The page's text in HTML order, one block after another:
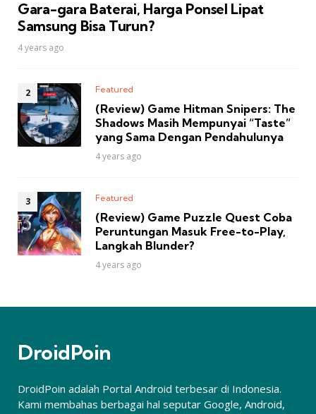
Gara-gara Baterai, Harga Ponsel Lipat
Samsung Bisa Turun?
4 years ago
Featured
(Review) Game Hitman Snipers: The
Shadows Masih Mempunyai “Taste”
yang Sama Dengan Pendahulunya
4 years ago
Featured
(Review) Game Puzzle Quest Coba
Peruntungan Masuk Free-to-Play,
Langkah Blunder?
4 years ago
DroidPoin
DroidPoin adalah Portal Android terbesar di Indonesia.
Kami membahas berbagai hal seputar Google, Android,